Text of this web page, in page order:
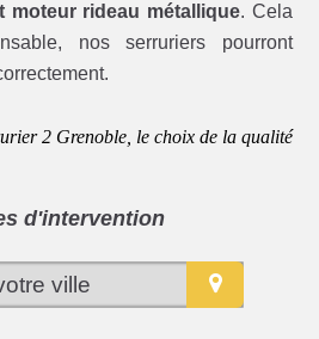
moteur rideau métallique. Cela
nos serruriers pourront
2 Grenoble, le choix de la qualité
d'intervention